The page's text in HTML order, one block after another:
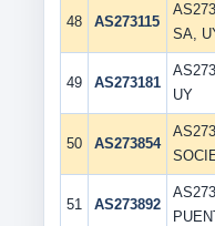
48 AS273115
SA,
49 AS273181
UY
50 AS273854
51 AS273892